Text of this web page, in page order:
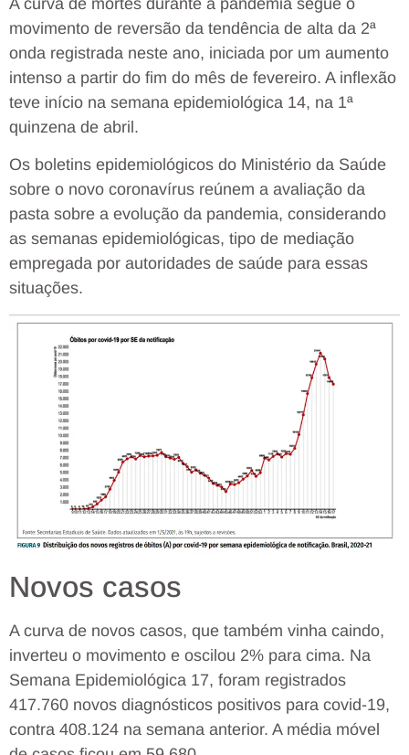
movimento de reversão da tendência de alta da 2ª
onda registrada neste ano, iniciada por um aumento
intenso a partir do fim do mês de fevereiro. A inflexão
teve início na semana epidemiológica 14, na 1ª
quinzena de abril.
Os boletins epidemiológicos do Ministério da Saúde
sobre o novo coronavírus reúnem a avaliação da
pasta sobre a evolução da pandemia, considerando
as semanas epidemiológicas, tipo de mediação
empregada por autoridades de saúde para essas
situações.
Novos casos
A curva de novos casos, que também vinha caindo,
inverteu o movimento e oscilou 2% para cima. Na
Semana Epidemiológica 17, foram registrados
417.760 novos diagnósticos positivos para covid-19,
contra 408.124 na semana anterior. A média móvel